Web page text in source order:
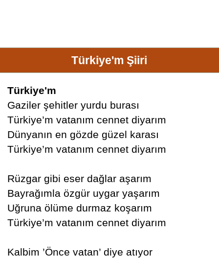
Türkiye'm Şiiri
Türkiye'm
Gaziler şehitler yurdu burası
Türkiye’m vatanım cennet diyarım
Dünyanın en gözde güzel karası
Türkiye’m vatanım cennet diyarım
Rüzgar gibi eser dağlar aşarım
Bayrağımla özgür uygar yaşarım
Uğruna ölüme durmaz koşarım
Türkiye’m vatanım cennet diyarım
Kalbim ’Önce vatan’ diye atıyor